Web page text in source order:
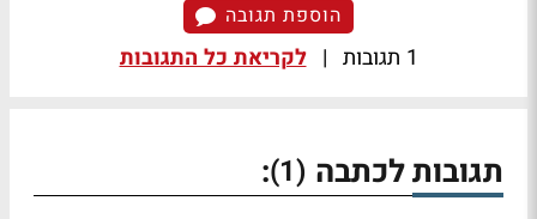
הוספת תגובה
1 תגובות | לקריאת כל התגובות
תגובות לכתבה (1)
: